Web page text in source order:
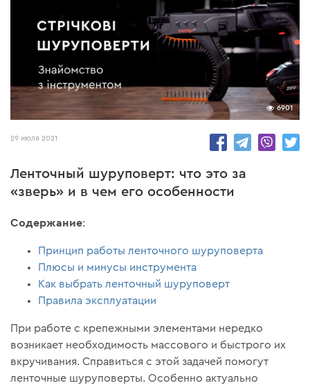
6901
29 июля 2021
Ленточный шуруповерт: что это за
«зверь» и в чем его особенности
Содержание:
Принцип работы ленточного шуруповерта
Плюсы и минусы инструмента
Как выбрать ленточный шуруповерт
Правила эксплуатации
При работе с крепежными элементами нередко
возникает необходимость массового и быстрого их
вкручивания. Справиться с этой задачей помогут
ленточные шуруповерты. Особенно актуально